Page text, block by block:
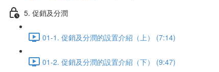
5. 促銷及分潤
01-1. 促銷及分潤的設置介紹（上） (7:14)
01-2. 促銷及分潤的設置介紹（下） (9:47)